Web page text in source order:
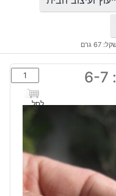
מוט גרנט חום ירוק גובה: 6-7
כמות
של
מוט
גרנט
גובה:
6-
7
לסל